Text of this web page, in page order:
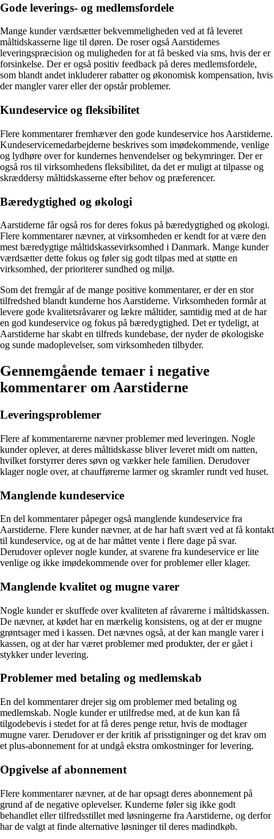
Gode leverings- og medlemsfordele
Mange kunder værdsætter bekvemmeligheden ved at få leveret
måltidskasserne lige til døren. De roser også Aarstidernes
leveringspræcision og muligheden for at få besked via sms, hvis der er
forsinkelse. Der er også positiv feedback på deres medlemsfordele,
som blandt andet inkluderer rabatter og økonomisk kompensation, hvis
der mangler varer eller der opstår problemer.
Kundeservice og fleksibilitet
Flere kommentarer fremhæver den gode kundeservice hos Aarstiderne.
Kundeservicemedarbejderne beskrives som imødekommende, venlige
og lydhøre over for kundernes henvendelser og bekymringer. Der er
også ros til virksomhedens fleksibilitet, da det er muligt at tilpasse og
skræddersy måltidskasserne efter behov og præferencer.
Bæredygtighed og økologi
Aarstiderne får også ros for deres fokus på bæredygtighed og økologi.
Flere kommentarer nævner, at virksomheden er kendt for at være den
mest bæredygtige måltidskassevirksomhed i Danmark. Mange kunder
værdsætter dette fokus og føler sig godt tilpas med at støtte en
virksomhed, der prioriterer sundhed og miljø.
Som det fremgår af de mange positive kommentarer, er der en stor
tilfredshed blandt kunderne hos Aarstiderne. Virksomheden formår at
levere gode kvalitetsråvarer og lækre måltider, samtidig med at de har
en god kundeservice og fokus på bæredygtighed. Det er tydeligt, at
Aarstiderne har skabt en tilfreds kundebase, der nyder de økologiske
og sunde madoplevelser, som virksomheden tilbyder.
Gennemgående temaer i negative
kommentarer om Aarstiderne
Leveringsproblemer
Flere af kommentarerne nævner problemer med leveringen. Nogle
kunder oplever, at deres måltidskasse bliver leveret midt om natten,
hvilket forstyrrer deres søvn og vækker hele familien. Derudover
klager nogle over, at chaufførerne larmer og skramler rundt ved huset.
Manglende kundeservice
En del kommentarer påpeger også manglende kundeservice fra
Aarstiderne. Flere kunder nævner, at de har haft svært ved at få kontakt
til kundeservice, og at de har måttet vente i flere dage på svar.
Derudover oplever nogle kunder, at svarene fra kundeservice er lite
venlige og ikke imødekommende over for problemer eller klager.
Manglende kvalitet og mugne varer
Nogle kunder er skuffede over kvaliteten af råvarerne i måltidskassen.
De nævner, at kødet har en mærkelig konsistens, og at der er mugne
grøntsager med i kassen. Det nævnes også, at der kan mangle varer i
kassen, og at der har været problemer med produkter, der er gået i
stykker under levering.
Problemer med betaling og medlemskab
En del kommentarer drejer sig om problemer med betaling og
medlemskab. Nogle kunder er utilfredse med, at de kun kan få
tilgodebevis i stedet for at få deres penge retur, hvis de modtager
mugne varer. Derudover er der kritik af prisstigninger og det krav om
et plus-abonnement for at undgå ekstra omkostninger for levering.
Opgivelse af abonnement
Flere kommentarer nævner, at de har opsagt deres abonnement på
grund af de negative oplevelser. Kunderne føler sig ikke godt
behandlet eller tilfredsstillet med løsningerne fra Aarstiderne, og derfor
har de valgt at finde alternative løsninger til deres madindkøb.